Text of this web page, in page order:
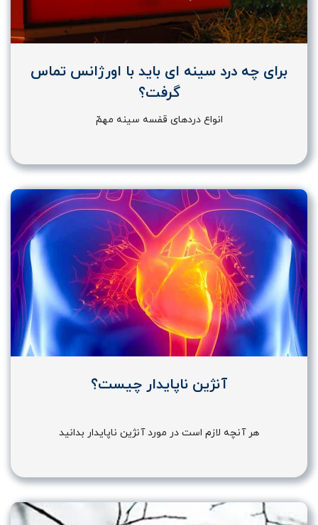
برای چه درد سینه ای باید با اورژانس تماس
گرفت؟
انواع دردهای قفسه سینه مهمّ
آنژین ناپایدار چیست؟
هر آنچه لازم است در مورد آنژین ناپایدار بدانید